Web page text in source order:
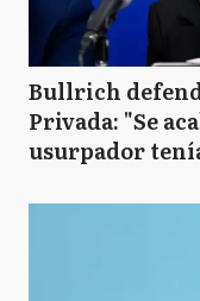
Bullrich
Privada: "Se
usurpador